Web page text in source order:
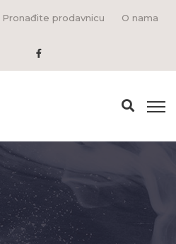
Pronađite prodavnicu O nama